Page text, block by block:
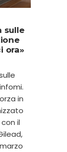
sulle
ora»
in
il